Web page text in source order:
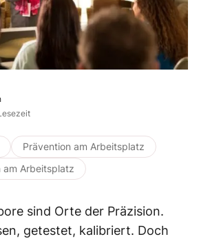
Prävention am Arbeitsplatz
am Arbeitsplatz
sind Orte der Präzision.
getestet, kalibriert. Doch